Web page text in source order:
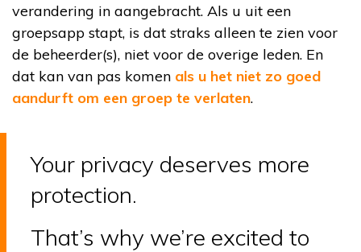
verandering in aangebracht. Als u uit een
groepsapp stapt, is dat straks alleen te zien voor
de beheerder(s), niet voor de overige leden. En
dat kan van pas komen als u het niet zo goed
aandurft om een groep te verlaten.
Your privacy deserves more
protection.
That’s why we’re excited to